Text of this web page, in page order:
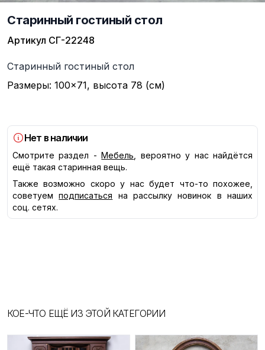
Старинный гостиный стол
Артикул СГ-22248
Описание
Старинный гостиный стол
Размеры: 100×71, высота 78 (см)
Нет в наличии
Смотрите раздел - Мебель , вероятно у нас найдётся
ещё такая старинная вещь.
Также возможно скоро у нас будет что-то похожее,
советуем
подписаться
на рассылку новинок в наших
соц. сетях.
КОЕ-ЧТО ЕЩЁ ИЗ ЭТОЙ КАТЕГОРИИ